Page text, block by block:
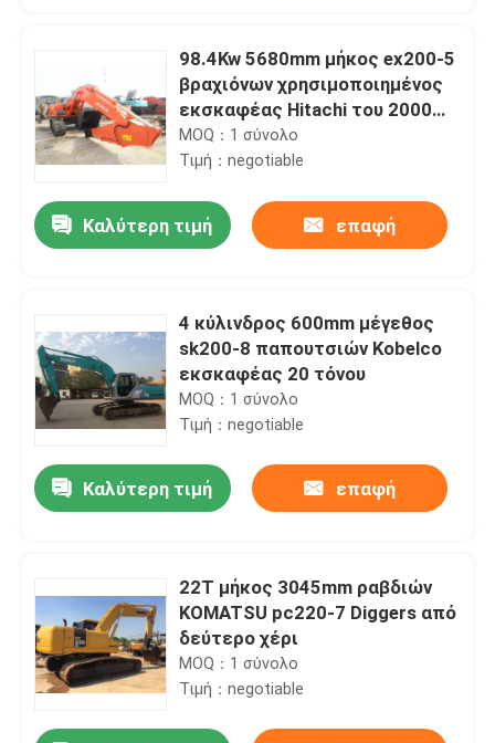
98.4Kw 5680mm μήκος ex200-5
βραχιόνων χρησιμοποιημένος
εκσκαφέας Hitachi του 2000
έτος
MOQ：1 σύνολο
Τιμή：negotiable
Καλύτερη τιμή επαφή
4 κύλινδρος 600mm μέγεθος
sk200-8 παπουτσιών Kobelco
εκσκαφέας 20 τόνου
MOQ：1 σύνολο
Τιμή：negotiable
Καλύτερη τιμή επαφή
22T μήκος 3045mm ραβδιών
KOMATSU pc220-7 Diggers από
δεύτερο χέρι
MOQ：1 σύνολο
Τιμή：negotiable